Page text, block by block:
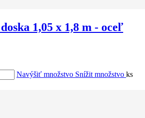
1,05 x 1,8 m - oceľ
Navýšiť množstvo Snížit množstvo ks